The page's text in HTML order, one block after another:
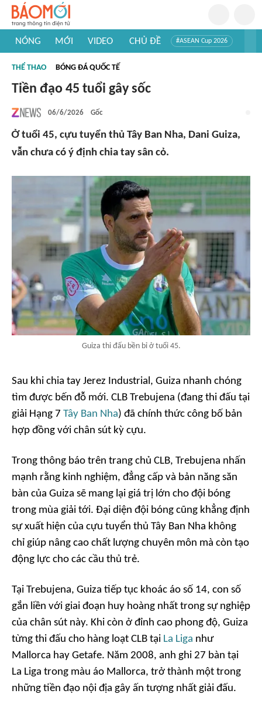
NÓNG MỚI VIDEO CHỦ ĐỀ #ASEAN Cup 2026
#Khám phá thế giới
THỂ THAO BÓNG ĐÁ QUỐC TẾ
Tiền đạo 45 tuổi gây sốc
06/6/2026 Gốc
Ở tuổi 45, cựu tuyển thủ Tây Ban Nha, Dani Guiza,
vẫn chưa có ý định chia tay sân cỏ.
Guiza thi đấu bền bỉ ở tuổi 45.
Sau khi chia tay Jerez Industrial, Guiza nhanh chóng
tìm được bến đỗ mới. CLB Trebujena (đang thi đấu tại
giải Hạng 7 Tây Ban Nha) đã chính thức công bố bản
hợp đồng với chân sút kỳ cựu.
Trong thông báo trên trang chủ CLB, Trebujena nhấn
mạnh rằng kinh nghiệm, đẳng cấp và bản năng săn
bàn của Guiza sẽ mang lại giá trị lớn cho đội bóng
trong mùa giải tới. Đại diện đội bóng cũng khẳng định
sự xuất hiện của cựu tuyển thủ Tây Ban Nha không
chỉ giúp nâng cao chất lượng chuyên môn mà còn tạo
động lực cho các cầu thủ trẻ.
Tại Trebujena, Guiza tiếp tục khoác áo số 14, con số
gắn liền với giai đoạn huy hoàng nhất trong sự nghiệp
của chân sút này. Khi còn ở đỉnh cao phong độ, Guiza
từng thi đấu cho hàng loạt CLB tại La Liga như
Mallorca hay Getafe. Năm 2008, anh ghi 27 bàn tại
La Liga trong màu áo Mallorca, trở thành một trong
những tiền đạo nội địa gây ấn tượng nhất giải đấu.